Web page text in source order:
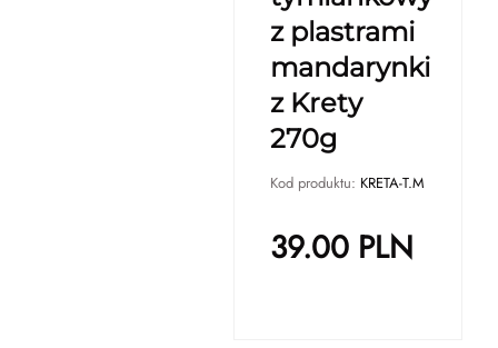
z plastrami
mandarynki
z Krety
270g
Kod produktu: KRETA-T.M
39.00PLN